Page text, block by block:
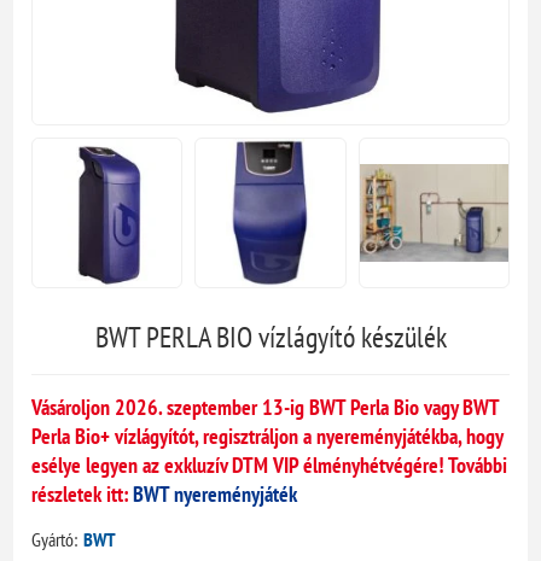
BWT PERLA BIO vízlágyító készülék
Vásároljon 2026. szeptember 13-ig BWT Perla Bio vagy BWT
Perla Bio+ vízlágyítót, regisztráljon a nyereményjátékba, hogy
esélye legyen az exkluzív DTM VIP élményhétvégére! További
részletek itt:BWT nyereményjáték
Gyártó: BWT